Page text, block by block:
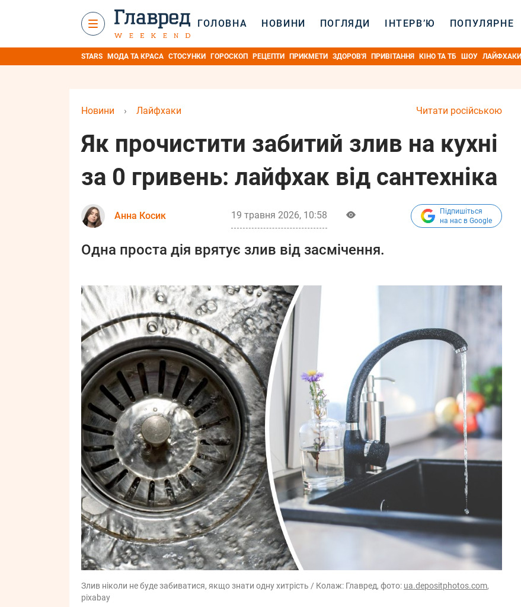
ГОЛОВНА НОВИНИ ПОГЛЯДИ ІНТЕРВ’Ю ПОПУЛЯРНЕ
STARS МОДА ТА КРАСА СТОСУНКИ ГОРОСКОП РЕЦЕПТИ ПРИКМЕТИ ЗДОРОВ'Я ПРИВІТАННЯ КІНО ТА ТБ ШОУ ЛАЙФХАКИ
Читати російською
Новини › Лайфхаки
Як прочистити забитий злив на кухні
за 0 гривень: лайфхак від сантехніка
Анна Косик 19 травня 2026, 10:58
Підпишіться
на нас в Google
Одна проста дія врятує злив від засмічення.
Злив ніколи не буде забиватися, якщо знати одну хитрість / Колаж: Главред, фото: ua.depositphotos.com,
pixabay